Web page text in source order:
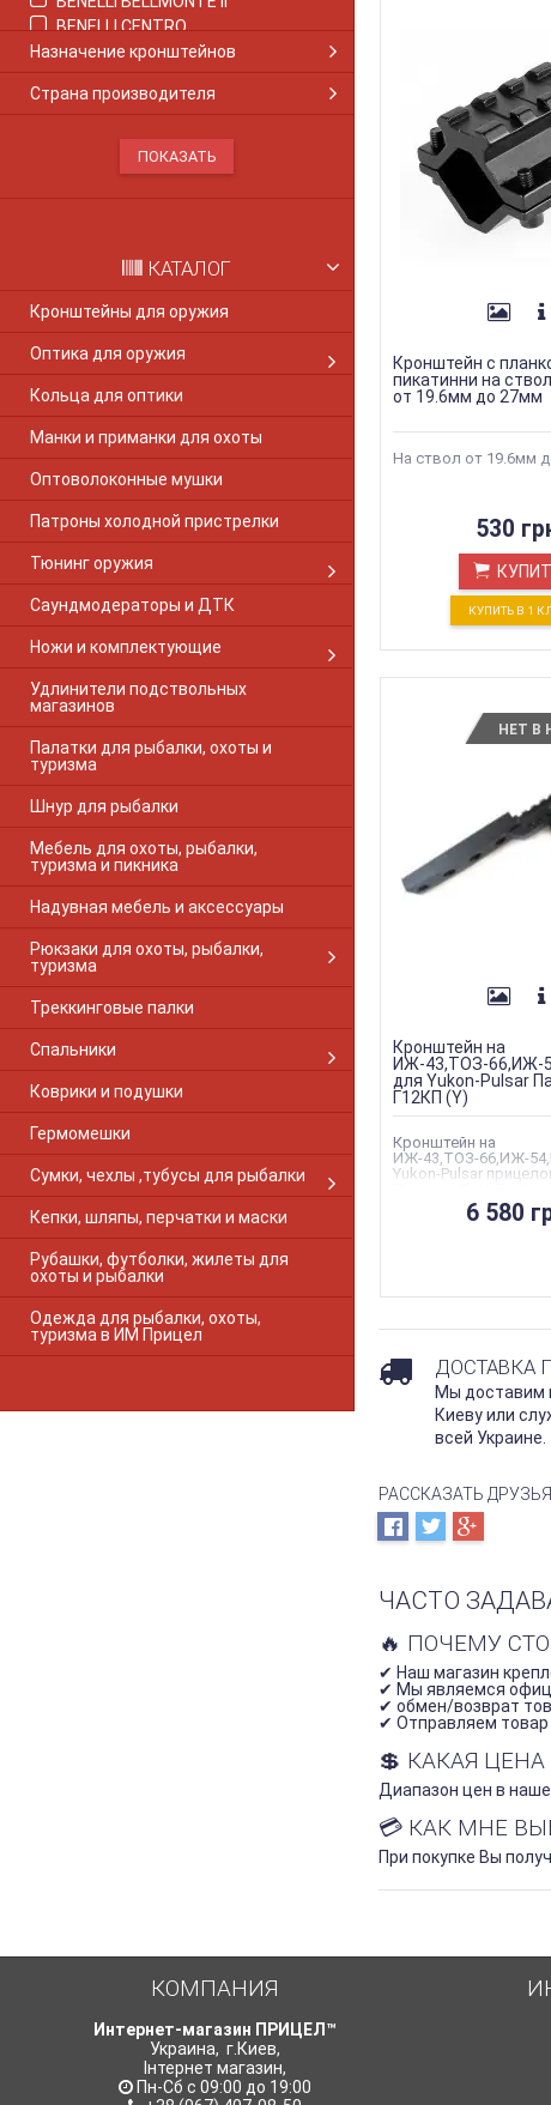
BENELLI CENTRO
BENELLI COMFORT
Benelli M1
BENELLI M2 COMFORT
Benelli M3
Benelli Super Nova
BENELLI PASION
BENELLI RAFAELLO
BENELLI RAFAELLO CRIO
BENELLI SUPER SPORT
BERETTA 1301
Beretta Colt 1911
BERETTA A300
BERETTA A391
Beretta AL 391 Урика
BERETTA ES-100
Bernardelli Mega
Blaser R8
Brno SUPER
Brno 800
Breda Xanthos
Browning Bar 1-PC Gloss
Browning BLR
Browning S-A RF 1-PC Gloss
Browning A-Bolt 2-PC Matte
Browning A-Bolt LR 2-PC Matte
Browning M2
Browning X-Bolt long
Browning X-Bolt short
Browning X-BOLT 2-PC Matte
CBL
Core SB-PBM.410
DEDAL
DORUK ETERNAL POSEIDON
FABARM Dual
FABARM Lion H368
Назначение кронштейнов
Страна производителя
КАТАЛОГ
Кронштейны для оружия
Оптика для оружия
Кольца для оптики
Манки и приманки для охоты
Оптоволоконные мушки
Патроны холодной пристрелки
Тюнинг оружия
Саундмодераторы и ДТК
Ножи и комплектующие
Удлинители подствольных
магазинов
Палатки для рыбалки, охоты и
туризма
Шнур для рыбалки
Мебель для охоты, рыбалки,
туризма и пикника
Надувная мебель и аксессуары
Рюкзаки для охоты, рыбалки,
туризма
Треккинговые палки
Спальники
Коврики и подушки
Гермомешки
Сумки, чехлы ,тубусы для рыбалки
Кепки, шляпы, перчатки и маски
Рубашки, футболки, жилеты для
охоты и рыбалки
Одежда для рыбалки, охоты,
туризма в ИМ Прицел
Кронштейн с
пикатинни на
от 19.6мм до 27мм
На ствол от 19.6мм
530
КУПИТЬ В 1
НЕТ В
Кронштейн на
ИЖ-43,ТОЗ-66,ИЖ-
для Yukon-Pulsar
Г12КП (Y)
Кронштейн на
ИЖ-43,ТОЗ-66,ИЖ-
Yukon-Pulsar
6 580
ДОСТАВКА
Мы доставим
Киеву или
всей Украине.
РАССКАЗАТЬ
ЧАСТО
🔥 ПОЧЕМУ
✔ Наш магазин
✔ Мы являемся
✔ обмен/возврат
✔ Отправляем товар
💲 КАКАЯ
Диапазон цен в
💳 КАК МНЕ
При покупке Вы
КОМПАНИЯ
Интернет-магазин ПРИЦЕЛ™
Украина, г.Киев,
Інтернет магазин,
Пн-Сб с 09:00 до 19:00